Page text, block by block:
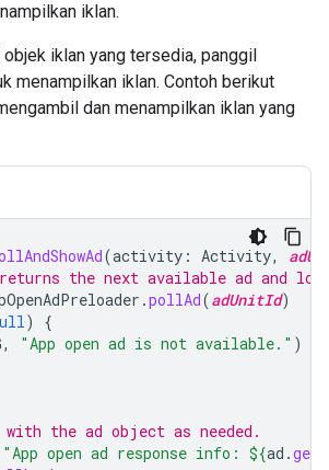
iklan.
iklan yang tersedia, panggil
menampilkan iklan. Contoh berikut
dan menampilkan iklan yang
(activity : Activity,
the next available ad and
.pollAd(adUnitId)
)
{
, "App open ad is not available." )
the ad object as needed.
"App open ad response info: ${ad .